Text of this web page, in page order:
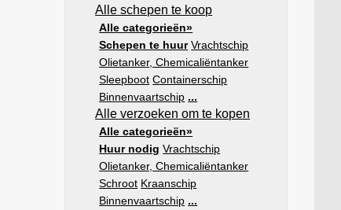
Alle schepen te koop
Alle categorieën»
Schepen te huur Vrachtschip
Olietanker, Chemicaliëntanker
Sleepboot Containerschip
Binnenvaartschip ...
Alle verzoeken om te kopen
Alle categorieën»
Huur nodig Vrachtschip
Olietanker, Chemicaliëntanker
Schroot Kraanschip
Binnenvaartschip ...